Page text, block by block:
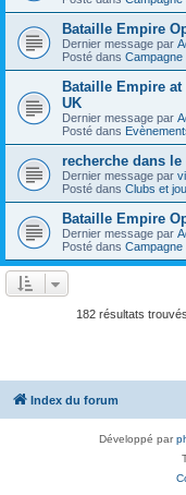
Bataille Empire
Dernier message par
Posté dans Campagne
Bataille Empire at
UK
Dernier message par
Posté dans
recherche dans le
Dernier message par
Posté dans Clubs et
Bataille Empire
Dernier message par
Posté dans Campagne
182 résultats trouvés
Index du forum
Développé par